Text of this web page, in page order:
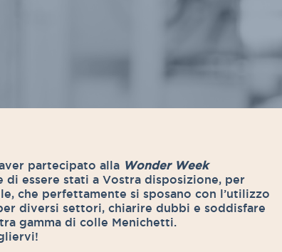
partecipato alla Wonder Week
di essere stati a Vostra disposizione, per
che perfettamente si sposano con l’utilizzo
diversi settori, chiarire dubbi e soddisfare
gamma di colle Menichetti.